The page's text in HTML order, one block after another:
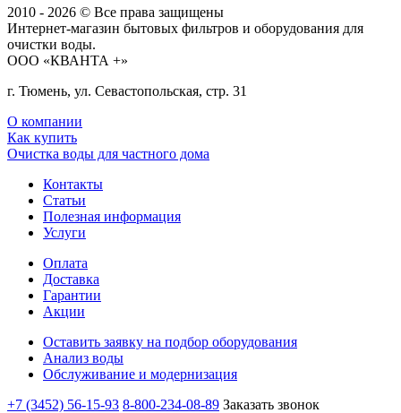
2010 - 2026 © Все права защищены
Интернет-магазин бытовых фильтров и оборудования для
очистки воды.
ООО «КВАНТА +»
г. Тюмень, ул. Севастопольская, стр. 31
О компании
Как купить
Очистка воды для частного дома
Контакты
Статьи
Полезная информация
Услуги
Оплата
Доставка
Гарантии
Акции
Оставить заявку на подбор оборудования
Анализ воды
Обслуживание и модернизация
+7 (3452) 56-15-93 8-800-234-08-89 Заказать звонок